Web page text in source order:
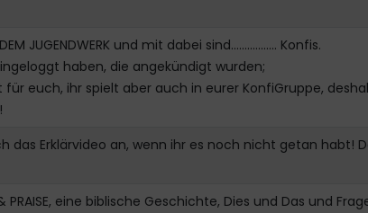
DEM JUGENDWERK und mit dabei sind…………….. Konfis.
haben, die angekündigt wurden;
für euch, ihr spielt aber auch in eurer KonfiGruppe,
das Erklärvideo an, wenn ihr es noch nicht getan habt!
PRAISE, eine biblische Geschichte, Dies und Das und